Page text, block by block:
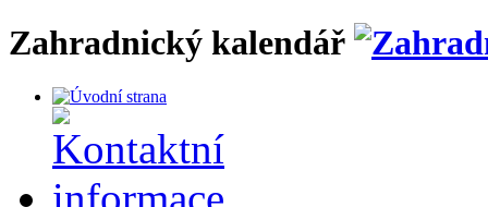
Zahradnický kalendář